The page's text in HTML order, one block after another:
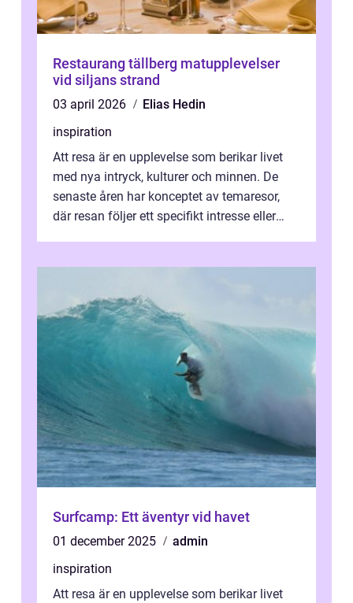
Restaurang tällberg matupplevelser
vid siljans strand
03 april 2026
Elias Hedin
inspiration
Att resa är en upplevelse som berikar livet
med nya intryck, kulturer och minnen. De
senaste åren har konceptet av temaresor,
där resan följer ett specifikt intresse eller
Surfcamp: Ett äventyr vid havet
01 december 2025
admin
inspiration
Att resa är en upplevelse som berikar livet